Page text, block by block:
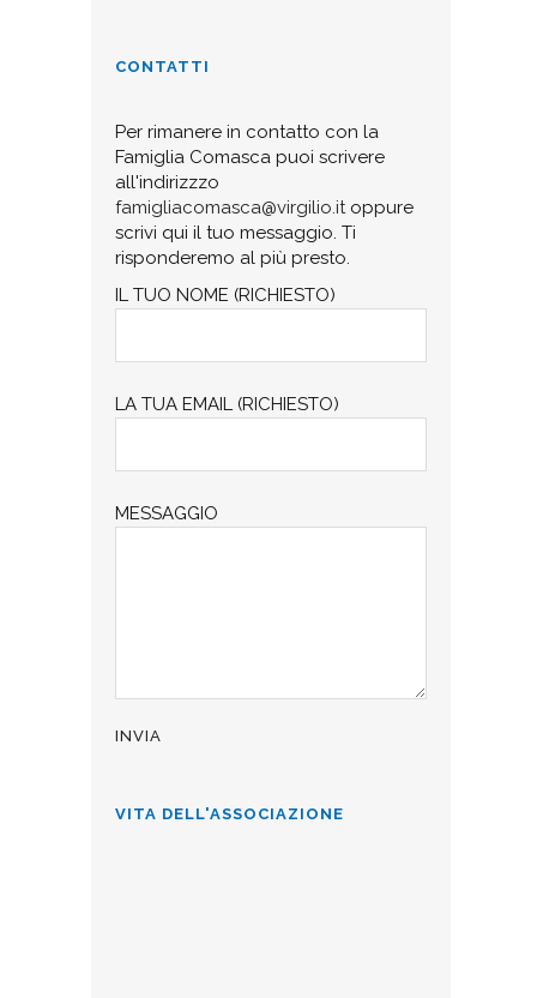
CONTATTI
Per rimanere in contatto con la
Famiglia Comasca puoi scrivere
all'indirizzzo
famigliacomasca@virgilio.itoppure
scrivi qui il tuo messaggio. Ti
risponderemo al più presto.
IL TUO NOME (RICHIESTO)
LA TUA EMAIL (RICHIESTO)
MESSAGGIO
VITA DELL'ASSOCIAZIONE